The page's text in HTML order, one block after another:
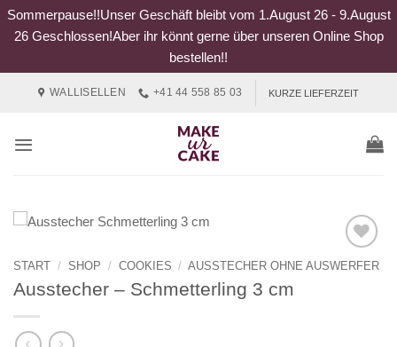
Sommerpause!!Unser Geschäft bleibt vom 1.August 26 - 9.August
26 Geschlossen!Aber ihr könnt gerne über unseren Online Shop
bestellen!!
WALLISELLEN +41 44 558 85 03 KURZE LIEFERZEIT
START / SHOP / COOKIES / AUSSTECHER OHNE AUSWERFER
Ausstecher – Schmetterling 3 cm